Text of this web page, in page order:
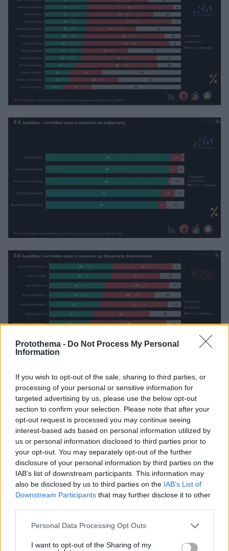
Protothema - Do Not Process My Personal
Information
If you wish to opt-out of the sale, sharing to third parties, or
processing of your personal or sensitive information for
targeted advertising by us, please use the below opt-out
section to confirm your selection. Please note that after your
opt-out request is processed you may continue seeing
interest-based ads based on personal information utilized by
us or personal information disclosed to third parties prior to
your opt-out. You may separately opt-out of the further
disclosure of your personal information by third parties on the
IAB’s list of downstream participants. This information may
also be disclosed by us to third parties on the IAB’s List of
Downstream Participants that may further disclose it to other
Please note that this website/app uses one or more Google
not limited to your visit or usage behaviour. You may click to
Personal Data Processing Opt Outs
I want to opt-out of the Sharing of my